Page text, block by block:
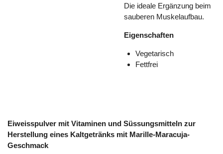
Die ideale Ergänzung beim
sauberen Muskelaufbau.
Eigenschaften
Vegetarisch
Fettfrei
Eiweisspulver mit Vitaminen und Süssungsmitteln zur
Herstellung eines Kaltgetränks mit Marille-Maracuja-
Geschmack